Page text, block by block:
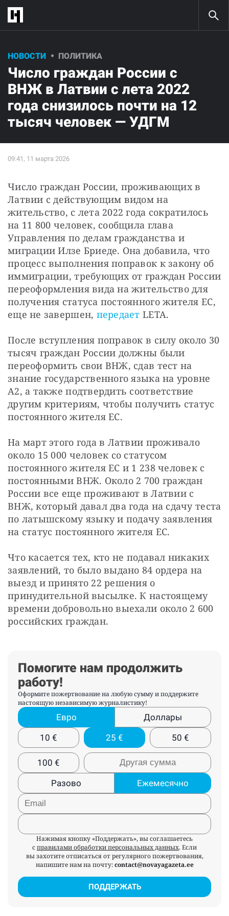
НОВОСТИ ПОЛИТИКА
Число граждан России с
ВНЖ в Латвии с лета 2022
года снизилось почти на 12
тысяч человек — УДГМ
Число граждан России, проживающих в
Латвии с действующим видом на
жительство, с лета 2022 года сократилось
на 11 800 человек, сообщила глава
Управления по делам гражданства и
миграции Илзе Бриеде. Она добавила, что
процесс выполнения поправок к закону об
иммиграции, требующих от граждан России
переоформления вида на жительство для
получения статуса постоянного жителя ЕС,
еще не завершен, передает LETA.
После вступления поправок в силу около 30
тысяч граждан России должны были
переоформить свои ВНЖ, сдав тест на
знание государственного языка на уровне
A2, а также подтвердить соответствие
другим критериям, чтобы получить статус
постоянного жителя ЕС.
На март этого года в Латвии проживало
около 15 000 человек со статусом
постоянного жителя ЕС и 1 238 человек с
постоянными ВНЖ. Около 2 700 граждан
России все еще проживают в Латвии с
ВНЖ, который давал два года на сдачу теста
по латышскому языку и подачу заявления
на статус постоянного жителя ЕС.
Что касается тех, кто не подавал никаких
заявлений, то было выдано 84 ордера на
выезд и принято 22 решения о
принудительной высылке. К настоящему
времени добровольно выехали около 2 600
российских граждан.
Помогите нам продолжить
работу!
Оформите пожертвование на любую сумму и поддержите
настоящую независимую журналистику!
Евро
Доллары
10 € 25 € 50 €
100 €
Разово
Ежемесячно
Нажимая кнопку «Поддержать», вы соглашаетесь
справилами обработки персональных данных. Если
вы захотите отписаться от регулярного пожертвования,
напишите нам на почту:contact@novayagazeta.ee
ПОДДЕРЖАТЬ